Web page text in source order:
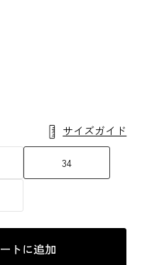
サイズガイド
34
トに追加